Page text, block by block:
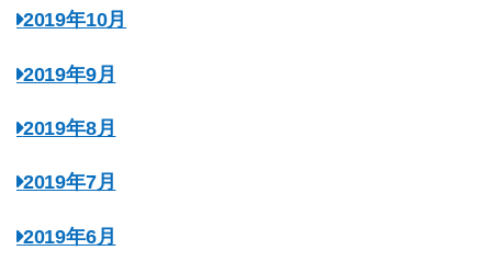
2019年10月
2019年9月
2019年8月
2019年7月
2019年6月